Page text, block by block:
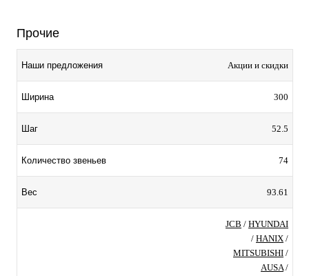
Прочие
Наши предложения Акции и скидки
Ширина 300
Шаг 52.5
Количество звеньев 74
Вес 93.61
JCB / HYUNDAI
/ HANIX /
MITSUBISHI /
AUSA/